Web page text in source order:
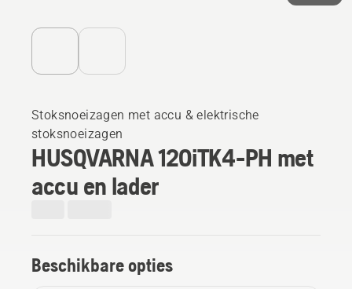
Stoksnoeizagen met accu & elektrische
stoksnoeizagen
HUSQVARNA 120iTK4-PH met
accu en lader
Beschikbare opties